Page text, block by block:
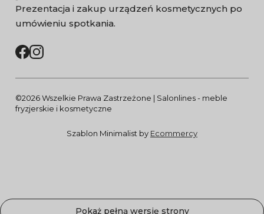
Prezentacja i zakup urządzeń kosmetycznych po
umówieniu spotkania.
©2026 Wszelkie Prawa Zastrzeżone | Salonlines - meble
fryzjerskie i kosmetyczne
Szablon Minimalist by Ecommercy
Pokaż pełną wersję strony